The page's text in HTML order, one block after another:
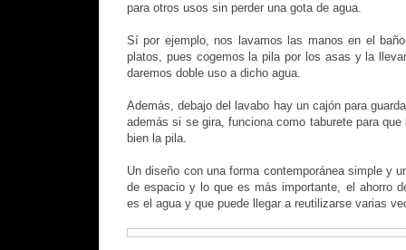
para otros usos sin perder una gota de agua.
Sí por ejemplo, nos lavamos las manos en el
platos, pues cogemos la pila por los asas y la
daremos doble uso a dicho agua.
Además, debajo del lavabo hay un cajón para
además si se gira, funciona como taburete para
bien la pila.
Un diseño con una forma contemporánea simple y
de espacio y lo que es más importante, el ahorro
es el agua y que puede llegar a reutilizarse varias